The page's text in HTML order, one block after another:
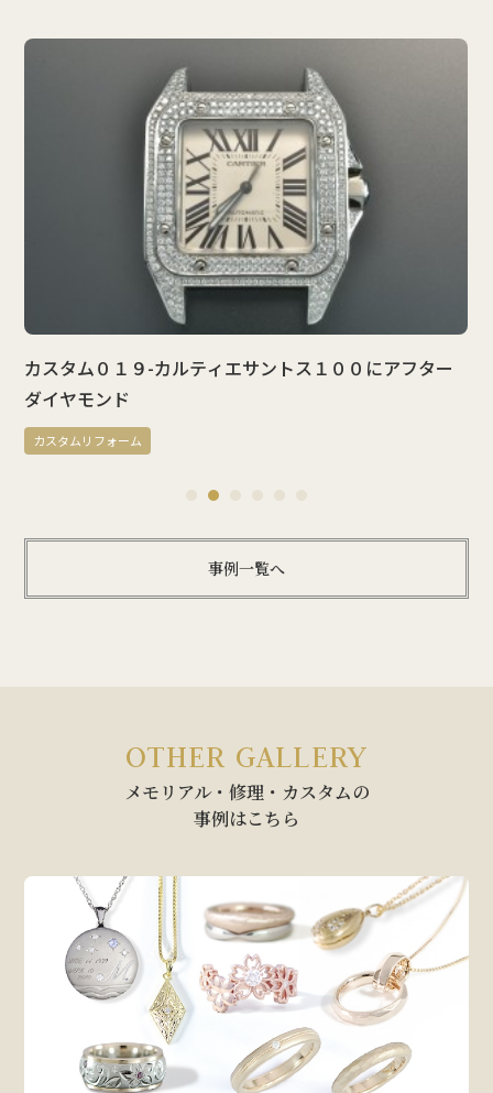
カスタム０１９-カルティエサントス１００にアフター
ダイヤモンド
カスタムリフォーム
事例一覧へ
OTHER GALLERY
メモリアル・修理・カスタムの
事例はこちら